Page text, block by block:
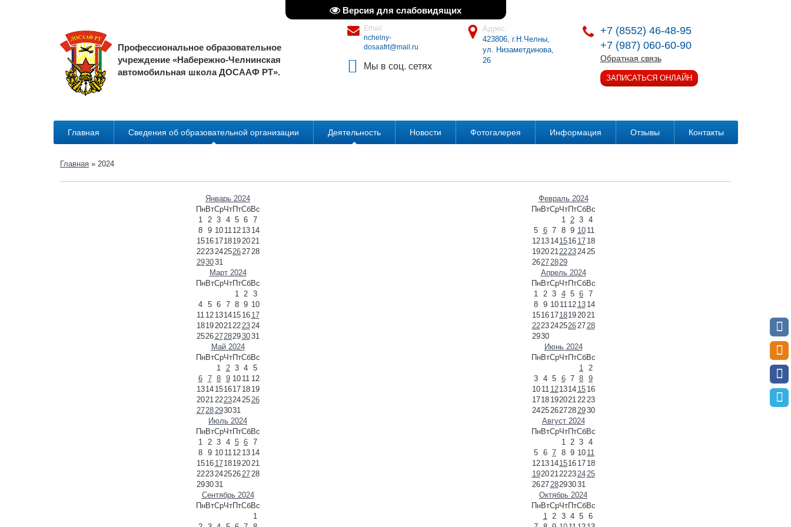
Версия для слабовидящих
Профессиональное образовательное
учреждение «Набережно-Челнинская
автомобильная школа ДОСААФ РТ».
Email
nchelny-
dosaafrt@mail.ru
Мы в соц. сетях
Адрес:
423806, г.Н.Челны,
ул. Низаметдинова,
26
+7 (8552) 46-48-95
+7 (987) 060-60-90
Обратная связь
ЗАПИСАТЬСЯ ОНЛАЙН
Главная Сведения об образовательной организации Деятельность Новости Фотогалерея Информация Отзывы Контакты
Главная » 2024
Январь 2024
ПнВтСрЧтПтСбВс
1 2 3 4 5 6 7
8 9 10 1112 13 14
1516 1718192021
22232425262728
293031
Февраль 2024
ПнВтСрЧтПтСбВс
1 2 3 4
5 6 7 8 9 10 11
1213 141516 17 18
19202122232425
26272829
Март 2024
ПнВтСрЧтПтСбВс
1 2 3
4 5 6 7 8 9 10
11 12 131415 16 17
18192021222324
25262728293031
Апрель 2024
ПнВтСрЧтПтСбВс
1 2 3 4 5 6 7
8 9 10 1112 13 14
1516 1718192021
22232425262728
2930
Май 2024
ПнВтСрЧтПтСбВс
1 2 3 4 5
6 7 8 9 10 11 12
1314 151617 18 19
20212223242526
2728293031
Июнь 2024
ПнВтСрЧтПтСбВс
1 2
3 4 5 6 7 8 9
10 11 121314 15 16
1718 1920212223
24252627282930
Июль 2024
ПнВтСрЧтПтСбВс
1 2 3 4 5 6 7
8 9 10 1112 13 14
1516 1718192021
22232425262728
293031
Август 2024
ПнВтСрЧтПтСбВс
1 2 3 4
5 6 7 8 9 10 11
1213 141516 17 18
19202122232425
262728293031
Сентябрь 2024
ПнВтСрЧтПтСбВс
1
Октябрь 2024
ПнВтСрЧтПтСбВс
1 2 3 4 5 6